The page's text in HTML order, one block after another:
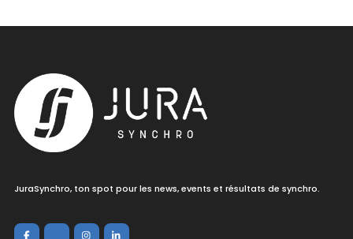
JuraSynchro, ton spot pour les news, events et résultats de synchro.